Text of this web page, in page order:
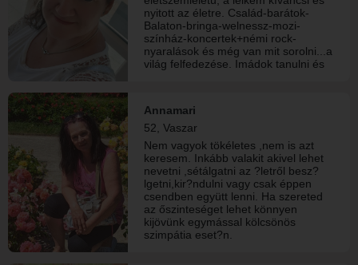
nyitott az életre. Család-barátok-
Balaton-bringa-welnessz-mozi-
színház-koncertek+némi rock-
nyaralások és még van mit sorolni...a
világ felfedezése. Imádok tanulni és
Annamari
52, Vaszar
Nem vagyok tökéletes ,nem is azt
keresem. Inkább valakit akivel lehet
nevetni ,sétálgatni az ?letről besz?
lgetni,kir?ndulni vagy csak éppen
csendben együtt lenni. Ha szereted
az őszinteséget lehet könnyen
kijövünk egymással kölcsönös
szimpátia eset?n.